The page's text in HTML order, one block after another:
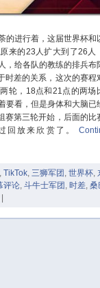
进行着，这届世界杯和
来的23人扩大到了26人
，给各队的教练的排兵布
时差的关系，这次的赛程
轮，18点和21点的两场
要看，但是身体和大脑已
赛第三轮开始，后面的比
回放来欣赏了。
,TikTok,三狮军团 ,世界杯,
评论,斗牛士军团 , 时差,桑